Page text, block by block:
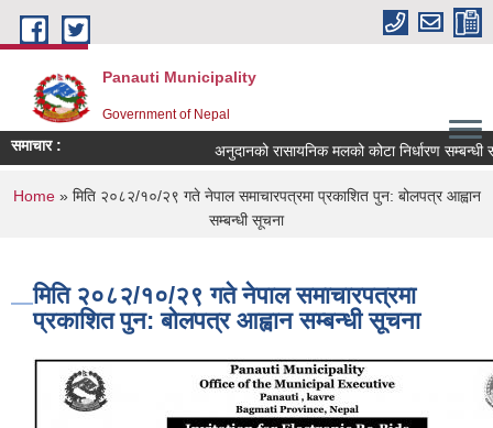
Skip to main content
Panauti Municipality
Government of Nepal
समाचार : अनुदानको रासायनिक मलको कोटा निर्धारण सम्बन्धी
You are here
Home» मिति २०८२/१०/२९ गते नेपाल समाचारपत्रमा प्रकाशित पुन: बोलपत्र आह्वान
सम्बन्धी सूचना
मिति २०८२/१०/२९ गते नेपाल समाचारपत्रमा
प्रकाशित पुन: बोलपत्र आह्वान सम्बन्धी सूचना